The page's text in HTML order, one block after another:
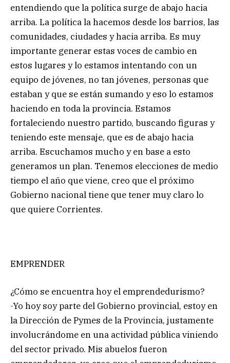
entendiendo que la política surge de abajo hacia
arriba. La política la hacemos desde los barrios, las
comunidades, ciudades y hacia arriba. Es muy
importante generar estas voces de cambio en
estos lugares y lo estamos intentando con un
equipo de jóvenes, no tan jóvenes, personas que
estaban y que se están sumando y eso lo estamos
haciendo en toda la provincia. Estamos
fortaleciendo nuestro partido, buscando figuras y
teniendo este mensaje, que es de abajo hacia
arriba. Escuchamos mucho y en base a esto
generamos un plan. Tenemos elecciones de medio
tiempo el año que viene, creo que el próximo
Gobierno nacional tiene que tener muy claro lo
que quiere Corrientes.
EMPRENDER
¿Cómo se encuentra hoy el emprendedurismo?
-Yo hoy soy parte del Gobierno provincial, estoy en
la Dirección de Pymes de la Provincia, justamente
involucrándome en una actividad pública viniendo
del sector privado. Mis abuelos fueron